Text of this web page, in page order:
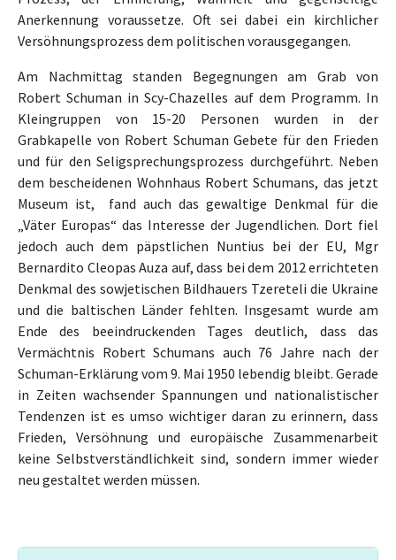
Anerkennung voraussetze. Oft sei dabei ein kirchlicher
Versöhnungsprozess dem politischen vorausgegangen.
Am Nachmittag standen Begegnungen am Grab von
Robert Schuman in Scy-Chazelles auf dem Programm. In
Kleingruppen von 15-20 Personen wurden in der
Grabkapelle von Robert Schuman Gebete für den Frieden
und für den Seligsprechungsprozess durchgeführt. Neben
dem bescheidenen Wohnhaus Robert Schumans, das jetzt
Museum ist, fand auch das gewaltige Denkmal für die
„Väter Europas“ das Interesse der Jugendlichen. Dort fiel
jedoch auch dem päpstlichen Nuntius bei der EU, Mgr
Bernardito Cleopas Auza auf, dass bei dem 2012 errichteten
Denkmal des sowjetischen Bildhauers Tzereteli die Ukraine
und die baltischen Länder fehlten. Insgesamt wurde am
Ende des beeindruckenden Tages deutlich, dass das
Vermächtnis Robert Schumans auch 76 Jahre nach der
Schuman-Erklärung vom 9. Mai 1950 lebendig bleibt. Gerade
in Zeiten wachsender Spannungen und nationalistischer
Tendenzen ist es umso wichtiger daran zu erinnern, dass
Frieden, Versöhnung und europäische Zusammenarbeit
keine Selbstverständlichkeit sind, sondern immer wieder
neu gestaltet werden müssen.